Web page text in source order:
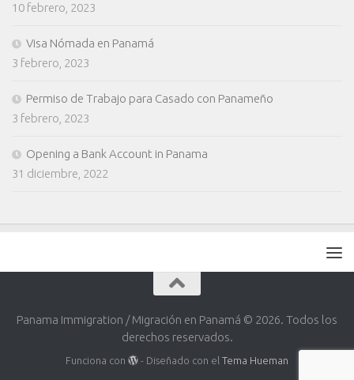
10 febrero, 2023
Visa Nómada en Panamá
3 febrero, 2023
Permiso de Trabajo para Casado con Panameño
3 febrero, 2023
Opening a Bank Account in Panama
31 diciembre, 2022
Panama Immigration / Migración en Panamá © 2026. Todos los
derechos reservados.
Funciona con - Diseñado con elTema Hueman